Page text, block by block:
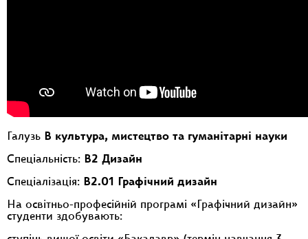
Галузь В культура, мистецтво та гуманітарні науки
Спеціальність: B2 Дизайн
Спеціалізація: B2.01 Графічний дизайн
На освітньо-професійній програмі «Графічний дизайн»
студенти здобувають: